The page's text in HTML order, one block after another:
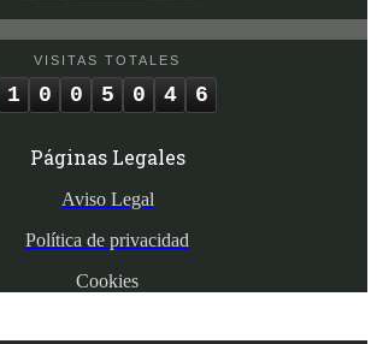
VISITAS TOTALES
1 0 0 5 0 4 6
Páginas Legales
Aviso Legal
Política de privacidad
Cookies